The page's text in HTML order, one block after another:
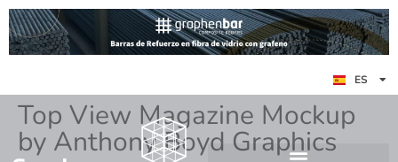
ES
EN
DE
Top View Magazine Mockup
by Anthony Boyd Graphics